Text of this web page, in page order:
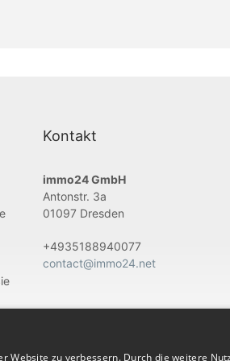
Kontakt
immo24 GmbH
Antonstr. 3a
01097 Dresden
+4935188940077
contact@immo24.net
Website zu verbessern. Durch die weitere